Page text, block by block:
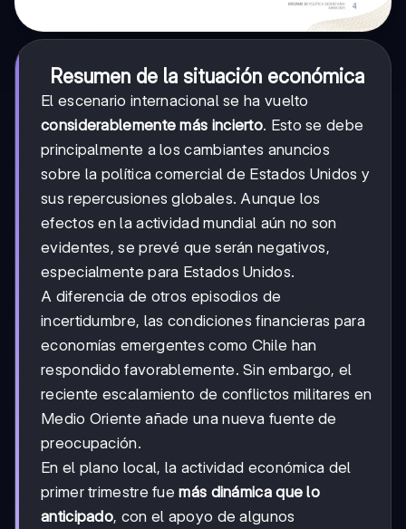
Resumen de la situación económica
El escenario internacional se ha vuelto
considerablemente más incierto. Esto se debe
principalmente a los cambiantes anuncios
sobre la política comercial de Estados Unidos y
sus repercusiones globales. Aunque los
efectos en la actividad mundial aún no son
evidentes, se prevé que serán negativos,
especialmente para Estados Unidos.
A diferencia de otros episodios de
incertidumbre, las condiciones financieras para
economías emergentes como Chile han
respondido favorablemente. Sin embargo, el
reciente escalamiento de conflictos militares en
Medio Oriente añade una nueva fuente de
preocupación.
En el plano local, la actividad económica del
primer trimestre fuemás dinámica que lo
anticipado, con el apoyo de algunos